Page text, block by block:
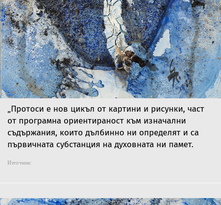
„Протоси е нов цикъл от картини и рисунки, част
от програмна ориентираност към изначални
съдържания, които дълбинно ни определят и са
първичната субстанция на духовната ни памет.
Източник: